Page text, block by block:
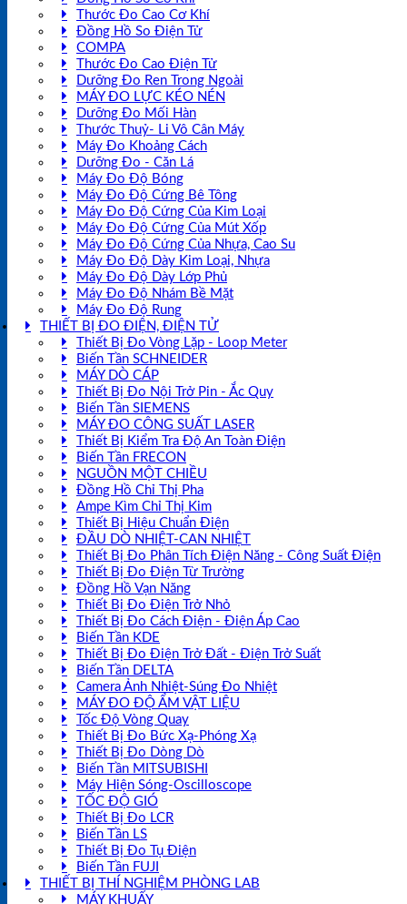
Thước Đo Cao Cơ Khí
Đồng Hồ So Điện Tử
COMPA
Thước Đo Cao Điện Tử
Dưỡng Đo Ren Trong Ngoài
MÁY ĐO LỰC KÉO NÉN
Dưỡng Đo Mối Hàn
Thước Thuỷ- Li Vô Cân Máy
Máy Đo Khoảng Cách
Dưỡng Đo - Căn Lá
Máy Đo Độ Bóng
Máy Đo Độ Cứng Bê Tông
Máy Đo Độ Cứng Của Kim Loại
Máy Đo Độ Cứng Của Mút Xốp
Máy Đo Độ Cứng Của Nhựa, Cao Su
Máy Đo Độ Dày Kim Loại, Nhựa
Máy Đo Độ Dày Lớp Phủ
Máy Đo Độ Nhám Bề Mặt
Máy Đo Độ Rung
THIẾT BỊ ĐO ĐIỆN, ĐIỆN TỬ
Thiết Bị Đo Vòng Lặp - Loop Meter
Biến Tần SCHNEIDER
MÁY DÒ CÁP
Thiết Bị Đo Nội Trở Pin - Ắc Quy
Biến Tần SIEMENS
MÁY ĐO CÔNG SUẤT LASER
Thiết Bị Kiểm Tra Độ An Toàn Điện
Biến Tần FRECON
NGUỒN MỘT CHIỀU
Đồng Hồ Chỉ Thị Pha
Ampe Kìm Chỉ Thị Kim
Thiết Bị Hiệu Chuẩn Điện
ĐẦU DÒ NHIỆT-CAN NHIỆT
Thiết Bị Đo Phân Tích Điện Năng - Công Suất Điện
Thiết Bị Đo Điện Từ Trường
Đồng Hồ Vạn Năng
Thiết Bị Đo Điện Trở Nhỏ
Thiết Bị Đo Cách Điện - Điện Áp Cao
Biến Tần KDE
Thiết Bị Đo Điện Trở Đất - Điện Trở Suất
Biến Tần DELTA
Camera Ảnh Nhiệt-Súng Đo Nhiệt
MÁY ĐO ĐỘ ẨM VẬT LIỆU
Tốc Độ Vòng Quay
Thiết Bị Đo Bức Xạ-Phóng Xạ
Thiết Bị Đo Dòng Dò
Biến Tần MITSUBISHI
Máy Hiện Sóng-Oscilloscope
TỐC ĐỘ GIÓ
Thiết Bị Đo LCR
Biến Tần LS
Thiết Bị Đo Tụ Điện
Biến Tần FUJI
THIẾT BỊ THÍ NGHIỆM PHÒNG LAB
MÁY KHUẤY